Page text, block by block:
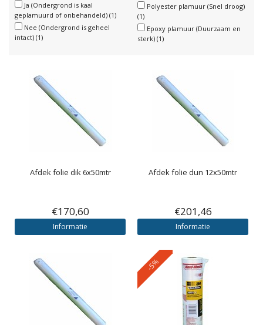
Ja (Ondergrond is kaal
geplamuurd of onbehandeld) (1)
Nee (Ondergrond is geheel
intact) (1)
Polyester plamuur (Snel droog)
(1)
Epoxy plamuur (Duurzaam en
sterk) (1)
Afdek folie dik 6x50mtr
€170,60
Informatie
Afdek folie dun 12x50mtr
€201,46
Informatie
-5%